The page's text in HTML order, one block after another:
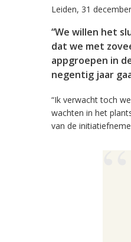
Leiden, 31
“We willen het
dat we met
appgroepen in
negentig jaar
“Ik verwacht toch
wachten in het
van de